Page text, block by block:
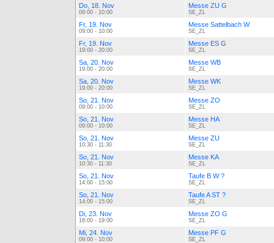
Do, 18. Nov
09:00 - 10:00
Messe ZU G
SE_ZL
Fr, 19. Nov
09:00 - 10:00
Messe Sattelbach W
SE_ZL
Fr, 19. Nov
19:00 - 20:00
Messe ES G
SE_ZL
Sa, 20. Nov
19:00 - 20:00
Messe WB
SE_ZL
Sa, 20. Nov
19:00 - 20:00
Messe WK
SE_ZL
So, 21. Nov
09:00 - 10:00
Messe ZO
SE_ZL
So, 21. Nov
09:00 - 10:00
Messe HA
SE_ZL
So, 21. Nov
10:30 - 11:30
Messe ZU
SE_ZL
So, 21. Nov
10:30 - 11:30
Messe KA
SE_ZL
So, 21. Nov
14:00 - 15:00
Taufe B W ?
SE_ZL
So, 21. Nov
14:00 - 15:00
Taufe A ST ?
SE_ZL
Di, 23. Nov
18:00 - 19:00
Messe ZO G
SE_ZL
Mi, 24. Nov
09:00 - 10:00
Messe PF G
SE_ZL